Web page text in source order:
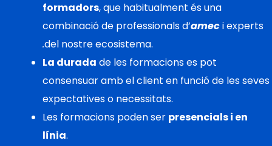
formadors, que habitualment és una
combinació de professionals d’ameci experts
.del nostre ecosistema.
La durada de les formacions es pot
consensuar amb el client en funció de les seves
expectatives o necessitats.
Les formacions poden ser presencials i en
línia.